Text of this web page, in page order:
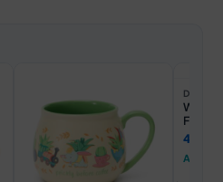
DISNEY
Walt
42,00